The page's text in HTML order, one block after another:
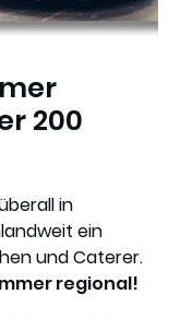
200
in
ein
und Caterer.
regional!